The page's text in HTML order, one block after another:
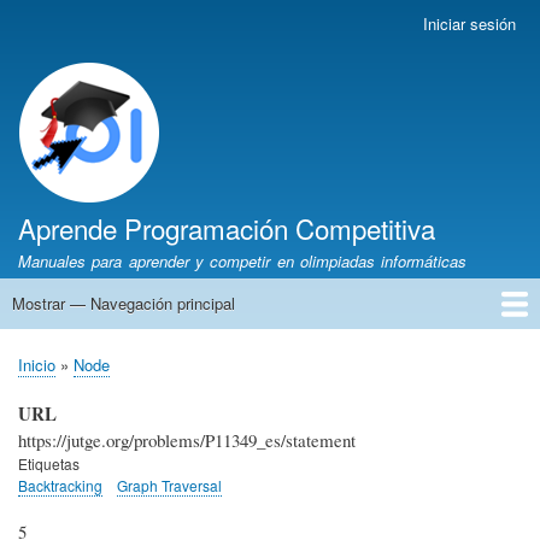
cuenta
de
usuario
Iniciar sesión
Aprende Programación Competitiva
Manuales para aprender y competir en olimpiadas informáticas
Navegación
Mostrar — Navegación principal
Inicio
Python
C++
Algoritmia
Olimpiadas
Autores
Recomendaciones
Sobrescribir
enlaces
de
ayuda
a
Inicio Node
URL
https://jutge.org/problems/P11349_es/statement
Etiquetas
Backtracking
Graph Traversal
5